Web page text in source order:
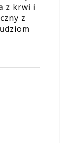
z krwi i
z